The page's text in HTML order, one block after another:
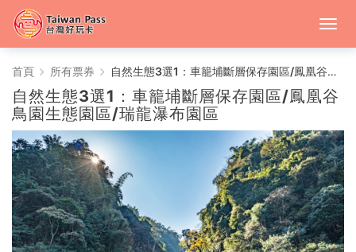
中
台
灣
好
玩
卡
首頁 所有票券 自然生態3選1：車籠埔斷層保存園區/鳳凰谷鳥園生態園區/瑞龍瀑布園區
自然生態3選1：車籠埔斷層保存園區/鳳凰谷
鳥園生態園區/瑞龍瀑布園區